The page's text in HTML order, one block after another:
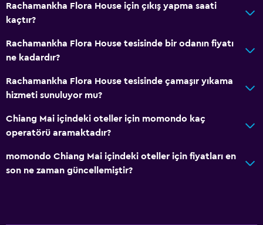
Rachamankha Flora House için çıkış yapma saati
kaçtır?
Rachamankha Flora House tesisinde bir odanın fiyatı
ne kadardır?
Rachamankha Flora House tesisinde çamaşır yıkama
hizmeti sunuluyor mu?
Chiang Mai içindeki oteller için momondo kaç
operatörü aramaktadır?
momondo Chiang Mai içindeki oteller için fiyatları en
son ne zaman güncellemiştir?